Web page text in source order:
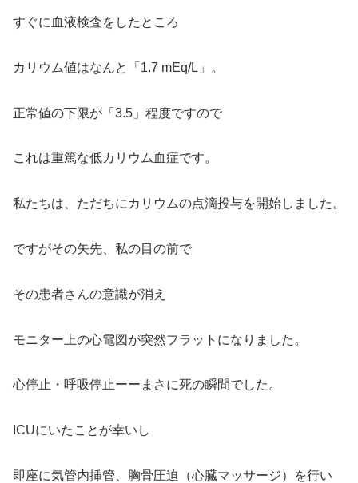
すぐに血液検査をしたところ
カリウム値はなんと「1.7 mEq/L」。
正常値の下限が「3.5」程度ですので
これは重篤な低カリウム血症です。
私たちは、ただちにカリウムの点滴投与を開始しました。
ですがその矢先、私の目の前で
その患者さんの意識が消え
モニター上の心電図が突然フラットになりました。
心停止・呼吸停止ーーまさに死の瞬間でした。
ICUにいたことが幸いし
即座に気管内挿管、胸骨圧迫（心臓マッサージ）を行い